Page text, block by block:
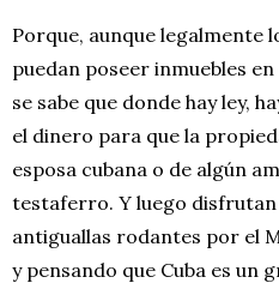
Porque, aunque legalmente
puedan poseer inmuebles
se sabe que donde hay ley,
el dinero para que la
esposa cubana o de algún
testaferro. Y luego disfrutan
antiguallas rodantes por el
y pensando que Cuba es un